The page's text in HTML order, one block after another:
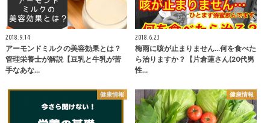
2018.9.14
アーモンドミルクの美容効果とは？
管理栄養士が解説【豆乳と牛乳が苦
手なあな…
2018.6.23
梅雨に咳が止まりません…何を食べた
ら治りますか？【片倉蓮さん(20代男
性…
健康情報 健康情報